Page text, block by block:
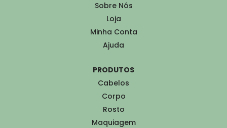
Sobre Nós
Loja
Minha Conta
Ajuda
PRODUTOS
Cabelos
Corpo
Rosto
Maquiagem